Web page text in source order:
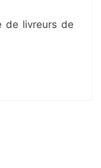
de livreurs de